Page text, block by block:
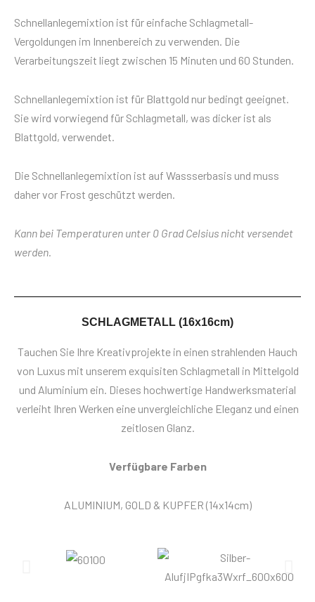
Schnellanlegemixtion ist für einfache Schlagmetall-
Vergoldungen im Innenbereich zu verwenden. Die
Verarbeitungszeit liegt zwischen 15 Minuten und 60 Stunden.
Schnellanlegemixtion ist für Blattgold nur bedingt geeignet.
Sie wird vorwiegend für Schlagmetall, was dicker ist als
Blattgold, verwendet.
Die Schnellanlegemixtion ist auf Wassserbasis und muss
daher vor Frost geschützt werden.
Kann bei Temperaturen unter 0 Grad Celsius nicht versendet
werden.
SCHLAGMETALL (16x16cm)
Tauchen Sie Ihre Kreativprojekte in einen strahlenden Hauch
von Luxus mit unserem exquisiten Schlagmetall in Mittelgold
und Aluminium ein. Dieses hochwertige Handwerksmaterial
verleiht Ihren Werken eine unvergleichliche Eleganz und einen
zeitlosen Glanz.
Verfügbare Farben
ALUMINIUM, GOLD & KUPFER (14x14cm)